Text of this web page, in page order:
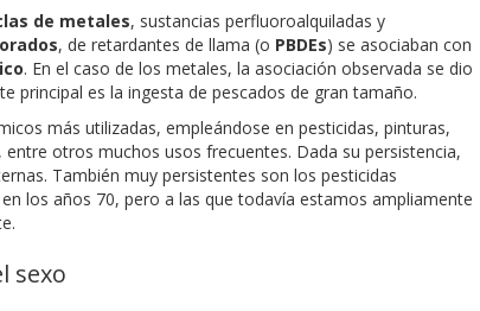
de metales, sustancias perfluoroalquiladas y
, de retardantes de llama (o PBDEs) se asociaban con
. En el caso de los metales, la asociación observada se dio
principal es la ingesta de pescados de gran tamaño.
más utilizadas, empleándose en pesticidas, pinturas,
otros muchos usos frecuentes. Dada su persistencia,
También muy persistentes son los pesticidas
los años 70, pero a las que todavía estamos ampliamente
sexo